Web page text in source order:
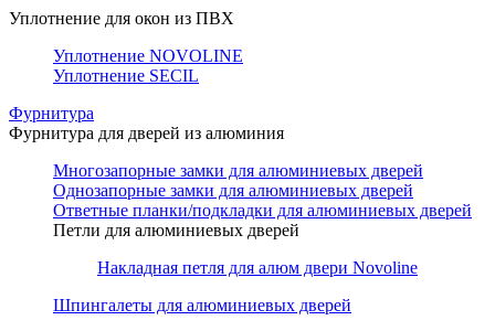
Уплотнение для окон из ПВХ
Уплотнение NOVOLINE
Уплотнение SECIL
Фурнитура
Фурнитура для дверей из алюминия
Многозапорные замки для алюминиевых дверей
Однозапорные замки для алюминиевых дверей
Ответные планки/подкладки для алюминиевых дверей
Петли для алюминиевых дверей
Накладная петля для алюм двери Novoline
Шпингалеты для алюминиевых дверей